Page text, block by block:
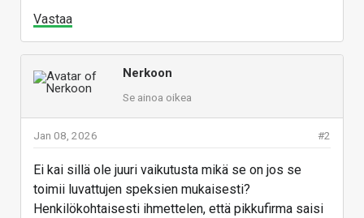
Vastaa
Nerkoon
Se ainoa oikea
#2
Jan 08, 2026
Ei kai sillä ole juuri vaikutusta mikä se on jos se
toimii luvattujen speksien mukaisesti?
Henkilökohtaisesti ihmettelen, että pikkufirma saisi